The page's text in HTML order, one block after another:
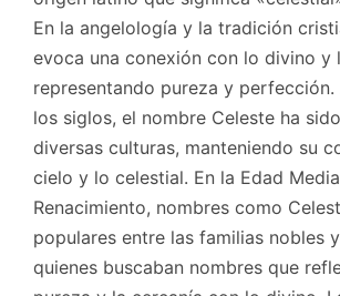
En la angelología y la tradición
evoca una conexión con lo divino y
representando pureza y
los siglos, el nombre Celeste ha
diversas culturas, manteniendo su
cielo y lo celestial. En la Edad
Renacimiento, nombres como
populares entre las familias nobles
quienes buscaban nombres que